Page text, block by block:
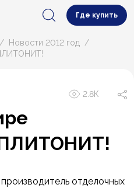
Где купить
Новости 2012 год
2.8К
ПЛИТОНИТ!
отделочных